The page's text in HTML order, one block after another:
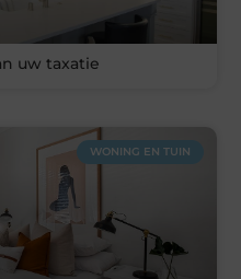
uw taxatie
WONING EN TUIN